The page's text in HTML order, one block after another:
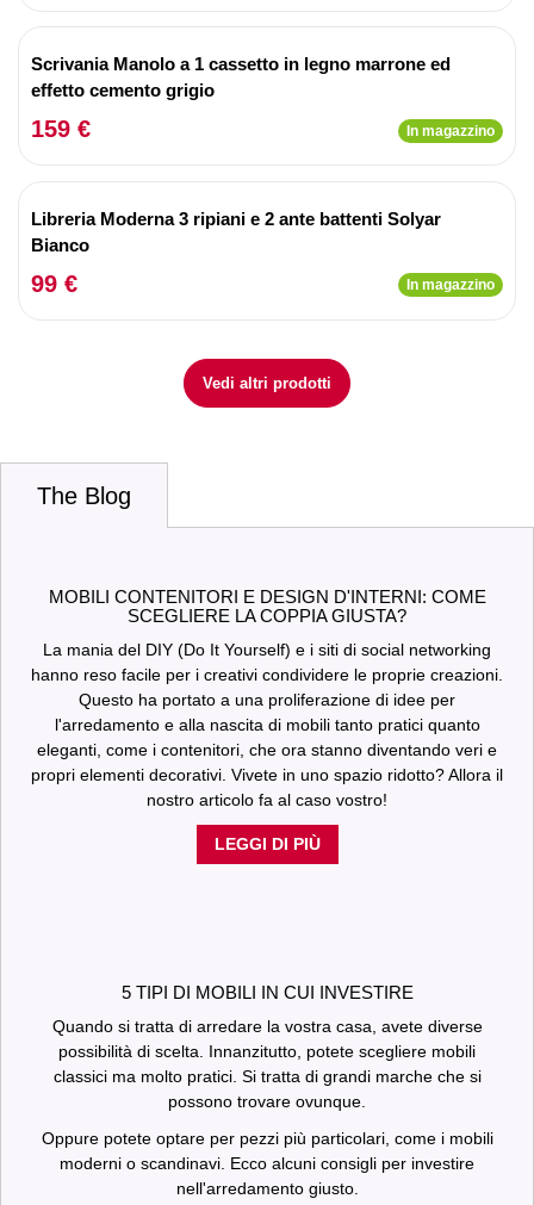
Scrivania Manolo a 1 cassetto in legno marrone ed
effetto cemento grigio
159 € In magazzino
Libreria Moderna 3 ripiani e 2 ante battenti Solyar
Bianco
99 € In magazzino
Vedi altri prodotti
The Blog
MOBILI CONTENITORI E DESIGN D'INTERNI: COME
SCEGLIERE LA COPPIA GIUSTA?
La mania del DIY (Do It Yourself) e i siti di social networking
hanno reso facile per i creativi condividere le proprie creazioni.
Questo ha portato a una proliferazione di idee per
l'arredamento e alla nascita di mobili tanto pratici quanto
eleganti, come i contenitori, che ora stanno diventando veri e
propri elementi decorativi. Vivete in uno spazio ridotto? Allora il
nostro articolo fa al caso vostro!
LEGGI DI PIÙ
5 TIPI DI MOBILI IN CUI INVESTIRE
Quando si tratta di arredare la vostra casa, avete diverse
possibilità di scelta. Innanzitutto, potete scegliere mobili
classici ma molto pratici. Si tratta di grandi marche che si
possono trovare ovunque.
Oppure potete optare per pezzi più particolari, come i mobili
moderni o scandinavi. Ecco alcuni consigli per investire
nell'arredamento giusto.